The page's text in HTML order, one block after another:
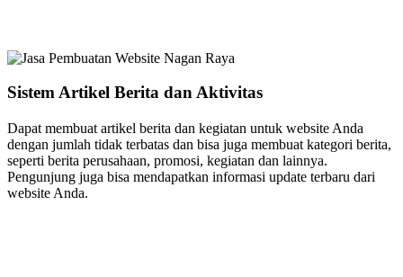
Sistem Artikel Berita dan Aktivitas
Dapat membuat artikel berita dan kegiatan untuk website Anda
dengan jumlah tidak terbatas dan bisa juga membuat kategori berita,
seperti berita perusahaan, promosi, kegiatan dan lainnya.
Pengunjung juga bisa mendapatkan informasi update terbaru dari
website Anda.